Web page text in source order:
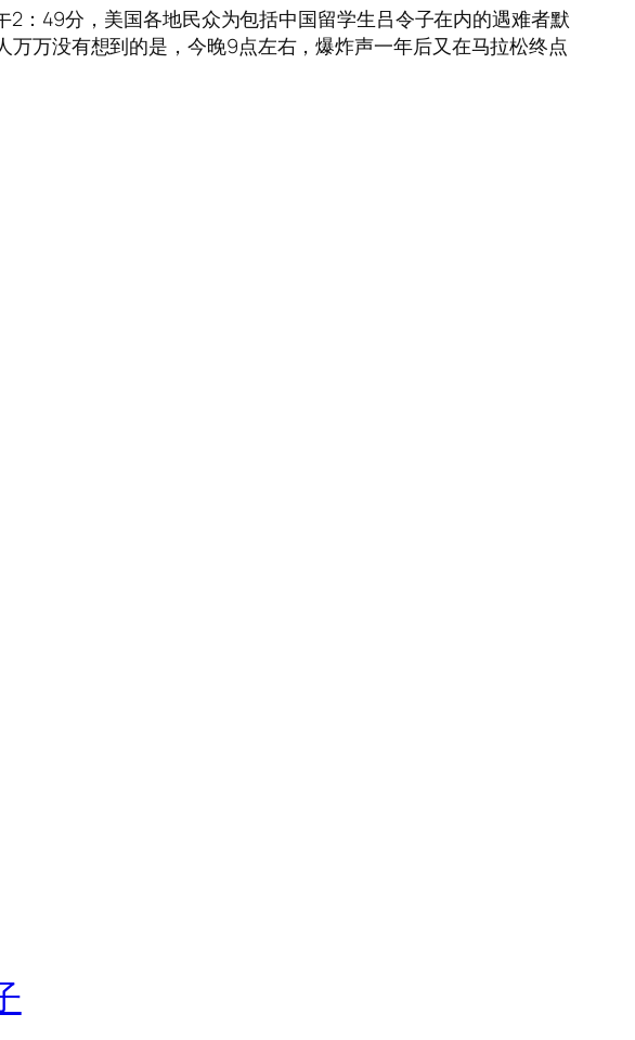
2：49分，美国各地民众为包括中国留学生吕令子在内的遇难者默
万没有想到的是，今晚9点左右，爆炸声一年后又在马拉松终点